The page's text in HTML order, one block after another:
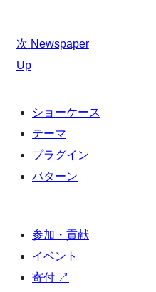
次 Newspaper
Up
ショーケース
テーマ
プラグイン
パターン
参加・貢献
イベント
寄付 ↗